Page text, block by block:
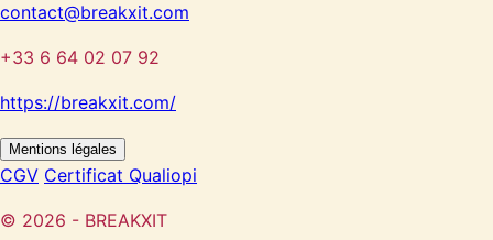
contact@breakxit.com
+33 6 64 02 07 92
https://breakxit.com/
Mentions légales
CGV Certificat Qualiopi
© 2026 - BREAKXIT